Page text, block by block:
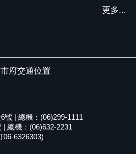
更多...
市府交通位置
號 | 總機：(06)299-1111
總機：(06)632-2231
06-6326303)